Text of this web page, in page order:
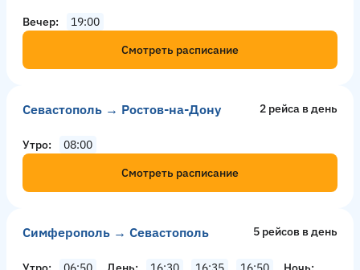
Вечер
19:00
Смотреть расписание
Севастополь → Ростов-на-Дону 2 рейсa в день
Утро
08:00
Смотреть расписание
Симферополь → Севастополь 5 рейсов в день